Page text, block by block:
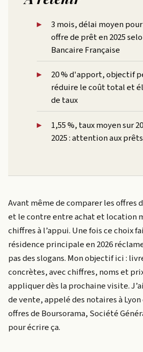
3 mois, délai moyen
offre de prêt en 2025
Bancaire Française
20 % d'apport, objectif
réduire le coût total et
de taux
1,55 %, taux moyen sur
2025 : attention aux
Avant même de comparer les offres
et le contre entre achat et location
chiffres à l’appui. Une fois ce choix
résidence principale en 2026
pas des slogans. Mon objectif ici :
concrètes, avec chiffres, noms et
appliquer dès la prochaine visite.
de vente, appelé des notaires à
offres de Boursorama, Société
pour écrire ça.